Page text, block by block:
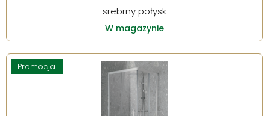
srebrny połysk
W magazynie
Promocja!